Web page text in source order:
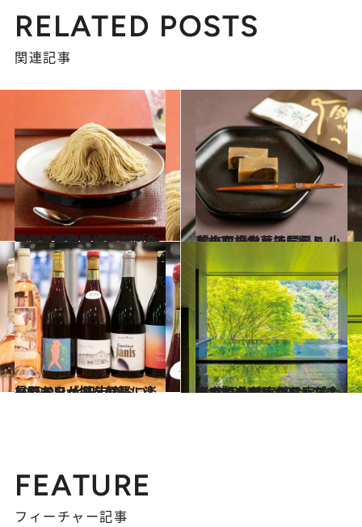
RELATED POSTS
関連記事
2022.10.5
栗好きの聖地、小布施を旅する「小布施堂本店」へ、栗菓子の 最高峰「朱雀」を食べに行く
旅＆お出かけ 2022.10.6
秋の口福をお持ち帰り！ 「小布施堂」で買える 小布施栗のお菓子5選
旅＆お出かけ
2022.9.3
長野でワインを気軽に楽しむなら 上田市のおいしいワインが揃う4軒
旅＆お出かけ 2022.9.12
温泉賢者17人が選んだ今行くべき宿 実際に宿泊した17軒をピックアップ！ 宿での過ごし方＆おススメポイントも
旅＆お出かけ
FEATURE
フィーチャー記事